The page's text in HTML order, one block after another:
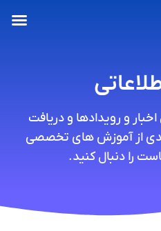
و رویدادها و دریافت
از آموزش های تخصصی
را دنبال کنید.